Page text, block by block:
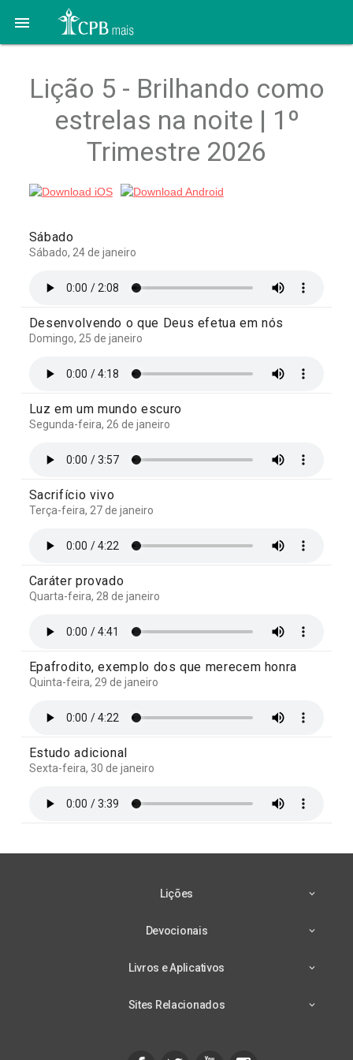

Lição 5 - Brilhando como
estrelas na noite | 1º
Trimestre 2026
Sábado
Sábado, 24 de janeiro
Desenvolvendo o que Deus efetua em nós
Domingo, 25 de janeiro
Luz em um mundo escuro
Segunda-feira, 26 de janeiro
Sacrifício vivo
Terça-feira, 27 de janeiro
Caráter provado
Quarta-feira, 28 de janeiro
Epafrodito, exemplo dos que merecem honra
Quinta-feira, 29 de janeiro
Estudo adicional
Sexta-feira, 30 de janeiro
Lições
Devocionais
Livros e Aplicativos
Sites Relacionados